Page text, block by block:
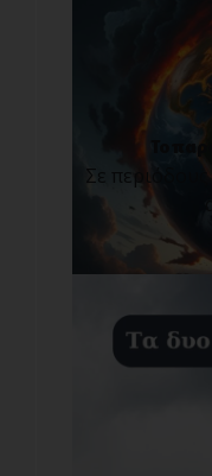
Το
Σε